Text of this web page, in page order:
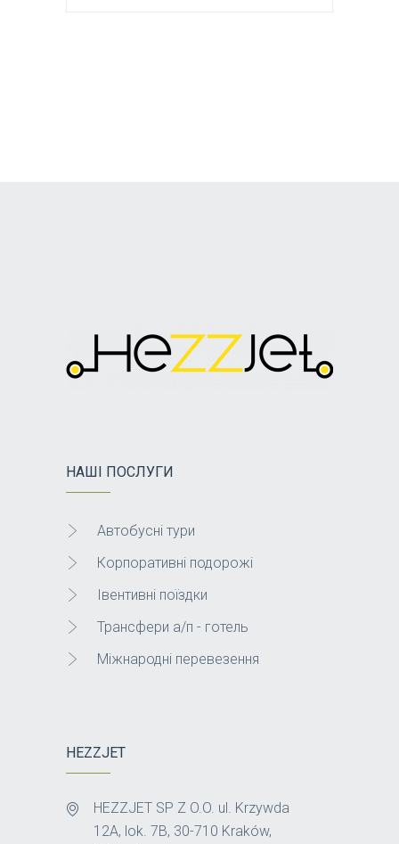
НАШІ ПОСЛУГИ
Автобусні тури
Корпоративні подорожі
Івентивні поїздки
Трансфери а/п - готель
Міжнародні перевезення
HEZZJET
HEZZJET SP Z O.O. ul. Krzywda
12A, lok. 7B, 30-710 Kraków,